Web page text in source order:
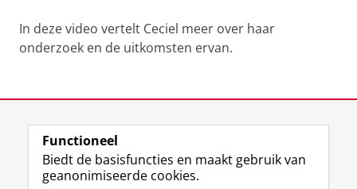
In deze video vertelt Ceciel meer over haar
onderzoek en de uitkomsten ervan.
Dr. Ceciel Nieuwenhout doet onderzoek naar
View this page in:
Functioneel
Biedt de basisfuncties en maakt gebruik van
geanonimiseerde cookies.